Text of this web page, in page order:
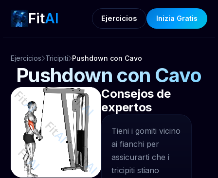
FitAI Ejercicios Inizia Gratis
Ejercicios Tricipiti Pushdown con Cavo
Pushdown con Cavo
Consejos de
expertos
Tieni i gomiti vicino
ai fianchi per
assicurarti che i
tricipiti stiano